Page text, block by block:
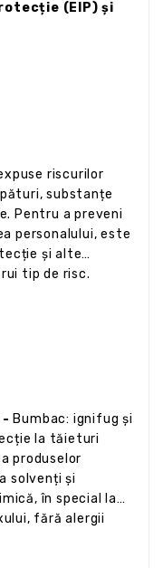
(EIP) și
riscurilor
substanțe
Pentru a preveni
personalului, este
și alte
tip de risc.
- Bumbac: ignifug și
la tăieturi
produselor
solvenți și
în special la
fără alergii